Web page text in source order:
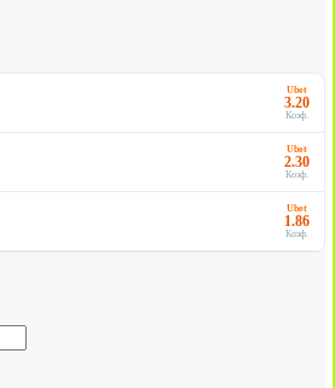
Ubet
3.20
Коэф.
Ubet
2.30
Коэф.
Ubet
1.86
Коэф.